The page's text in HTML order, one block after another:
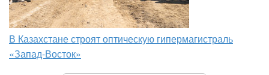
В Казахстане строят оптическую гипермагистраль
«Запад-Восток»